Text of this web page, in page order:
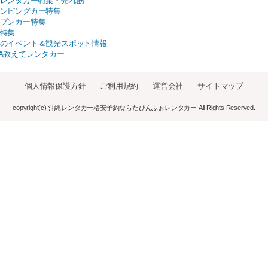
ピングカー特集
ンカー特集
集
イベント＆観光スポット情報
教えてレンタカー
個人情報保護方針 ご利用規約 運営会社 サイトマップ
copyright(c) 沖縄レンタカー格安予約ならたびんふぉレンタカー All Rights Reserved.